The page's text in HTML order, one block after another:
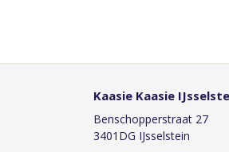
Kaasie Kaasie
Benschopperstraat 27
3401DG IJsselstein